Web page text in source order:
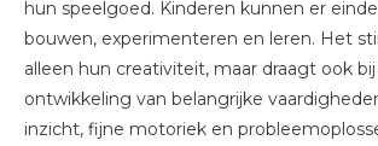
hun speelgoed. Kinderen kunnen er
bouwen, experimenteren en leren. Het
alleen hun creativiteit, maar draagt ook bij
ontwikkeling van belangrijke
inzicht, fijne motoriek en